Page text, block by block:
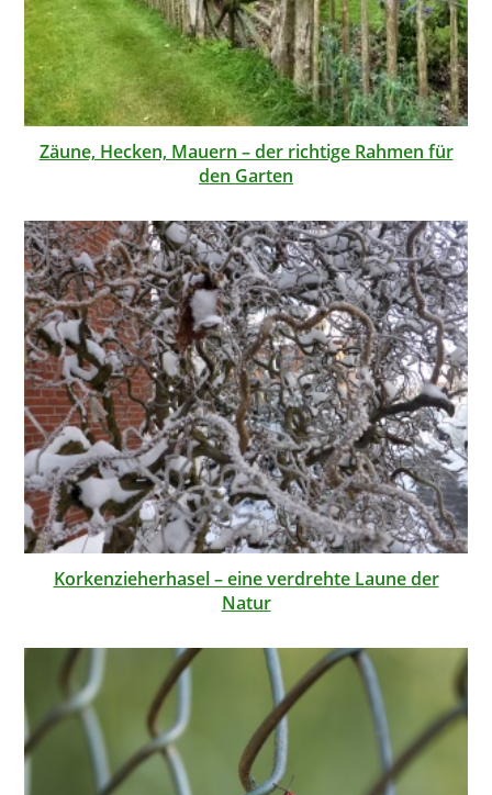
Zäune, Hecken, Mauern – der richtige Rahmen für
den Garten
Korkenzieherhasel – eine verdrehte Laune der
Natur